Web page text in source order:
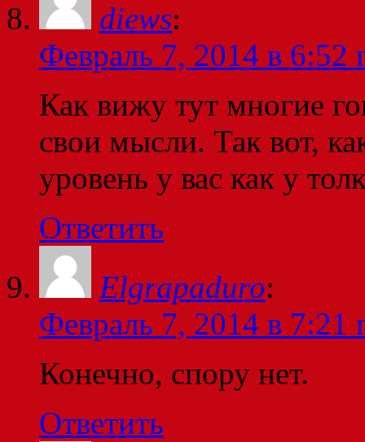
diews:
Февраль 7, 2014 в 6:52
Как вижу тут многие
свои мысли. Так вот,
уровень у вас как у
Ответить
Elgrapaduro:
Февраль 7, 2014 в 7:21
Конечно, спору нет.
Ответить